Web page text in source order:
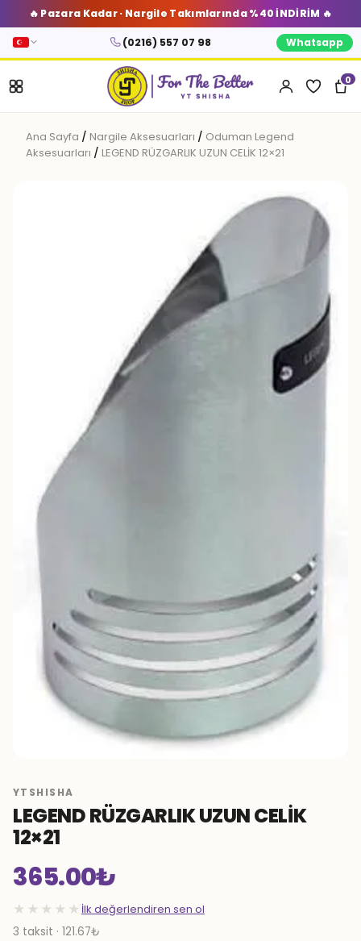
🔥 Pazara Kadar · Nargile Takımlarında %40 İNDİRİM 🔥
(0216) 557 07 98 Whatsapp
0
Ana Sayfa / Nargile Aksesuarları / Oduman Legend
Aksesuarları / LEGEND RÜZGARLIK UZUN CELİK 12×21
YTSHISHA
LEGEND RÜZGARLIK UZUN CELİK
12×21
365.00₺
★★★★★ İlk değerlendiren sen ol
3 taksit · 121.67₺